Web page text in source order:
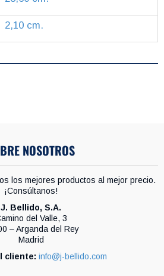
2,10 cm.
NOSOTROS
los mejores productos al mejor precio.
¡Consúltanos!
J. Bellido, S.A.
del Valle, 3
– Arganda del Rey
Madrid
cliente: info@j-bellido.com